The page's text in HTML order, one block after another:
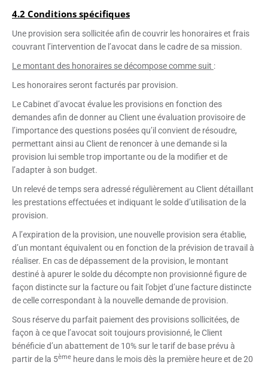
4.2 Conditions spécifiques
Une provision sera sollicitée afin de couvrir les honoraires et frais
couvrant l’intervention de l’avocat dans le cadre de sa mission.
Le montant des honoraires se décompose comme suit :
Les honoraires seront facturés par provision.
Le Cabinet d’avocat évalue les provisions en fonction des
demandes afin de donner au Client une évaluation provisoire de
l’importance des questions posées qu’il convient de résoudre,
permettant ainsi au Client de renoncer à une demande si la
provision lui semble trop importante ou de la modifier et de
l’adapter à son budget.
Un relevé de temps sera adressé régulièrement au Client détaillant
les prestations effectuées et indiquant le solde d’utilisation de la
provision.
A l’expiration de la provision, une nouvelle provision sera établie,
d’un montant équivalent ou en fonction de la prévision de travail à
réaliser. En cas de dépassement de la provision, le montant
destiné à apurer le solde du décompte non provisionné figure de
façon distincte sur la facture ou fait l’objet d’une facture distincte
de celle correspondant à la nouvelle demande de provision.
Sous réserve du parfait paiement des provisions sollicitées, de
façon à ce que l’avocat soit toujours provisionné, le Client
bénéficie d’un abattement de 10% sur le tarif de base prévu à
partir de la 5ème heure dans le mois dès la première heure et de 20